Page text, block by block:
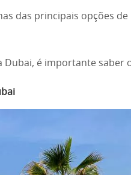
das principais opções
Dubai, é importante saber